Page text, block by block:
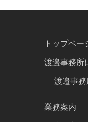
トップペー
渡邉事務所
渡邉事
業務案内